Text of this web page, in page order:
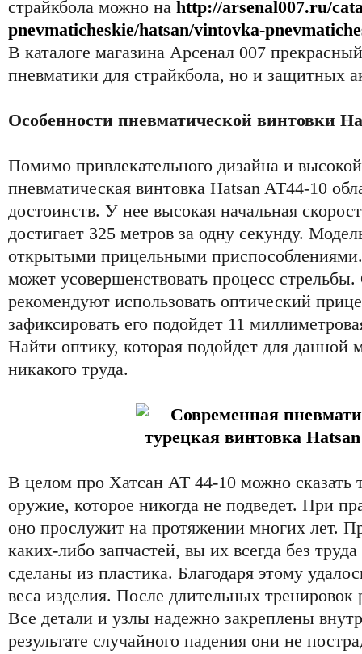
страйкбола можно на http://arsenal007.ru/
pnevmaticheskie/hatsan/vintovka-
В каталоге магазина Арсенал 007
пневматики для страйкбола, но и защитных
Особенности пневматической винтовки
Помимо привлекательного дизайна и
пневматическая винтовка Hatsan AT44-10
достоинств. У нее высокая начальная
достигает 325 метров за одну секунду.
открытыми прицельными
может усовершенствовать процесс
рекомендуют использовать оптический
зафиксировать его подойдет 11
Найти оптику, которая подойдет для данной
никакого труда.
В целом про Хатсан АТ 44-10 можно сказать
оружие, которое никогда не подведет. При
оно прослужит на протяжении многих лет.
каких-либо запчастей, вы их всегда без
сделаны из пластика. Благодаря этому
веса изделия. После длительных тренировок
Все детали и узлы надежно закреплены
результате случайного падения они не